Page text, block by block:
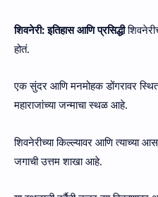
शिवनेरी: इतिहास आणि प्रसिद्धी
होतं.
एक सुंदर आणि मनमोहक डोंगरावर
महाराजांच्या जन्माचा स्थळ आहे.
शिवनेरीच्या किल्ल्यावर आणि त्याच्या
जगाची उत्तम शाखा आहे.